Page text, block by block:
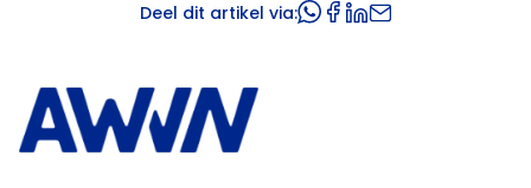
Deel dit artikel via: